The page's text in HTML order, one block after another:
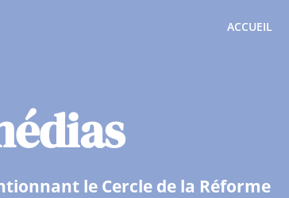
ACCUEIL
le Cercle de la Réforme